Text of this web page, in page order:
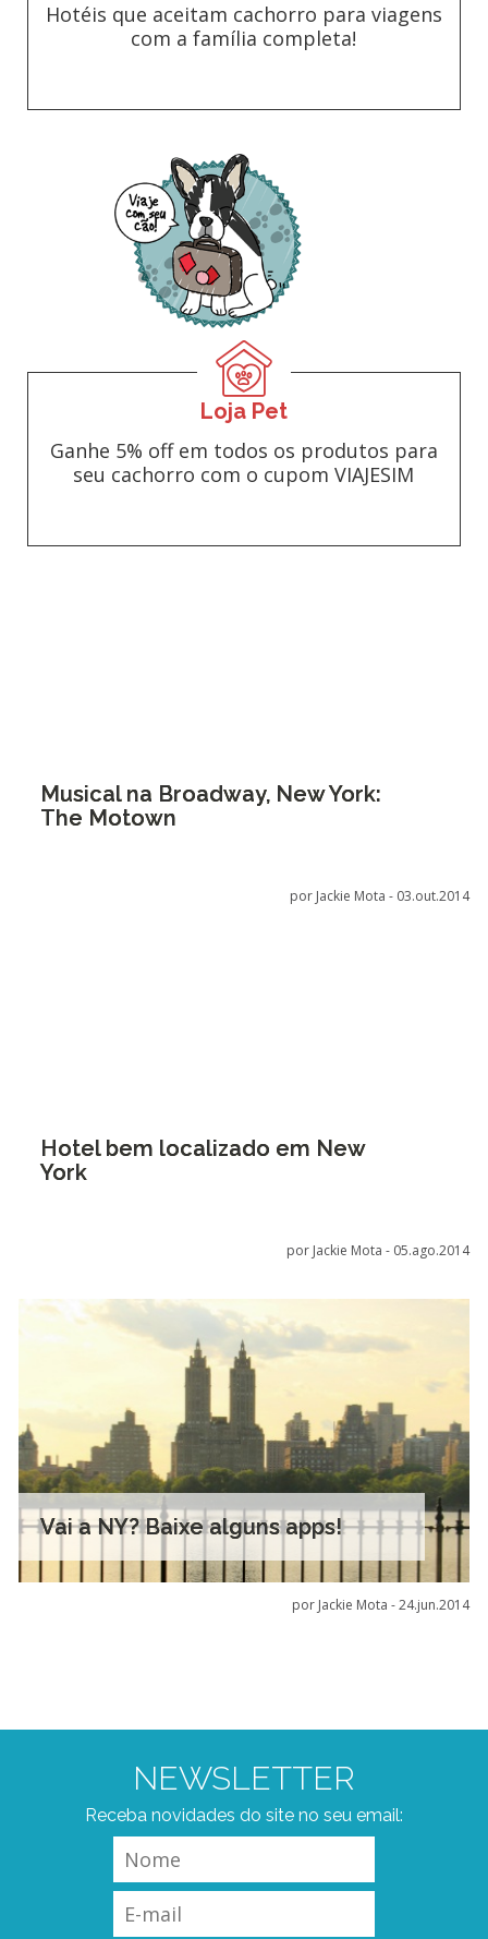
Hotéis que aceitam cachorro para viagens
com a família completa!
Loja Pet
Ganhe 5% off em todos os produtos para
seu cachorro com o cupom VIAJESIM
Musical na Broadway, New York:
The Motown
por Jackie Mota - 03.out.2014
Hotel bem localizado em New
York
por Jackie Mota - 05.ago.2014
Vai a NY? Baixe alguns apps!
por Jackie Mota -24.jun.2014
NEWSLETTER
Receba novidades do site no seu email: